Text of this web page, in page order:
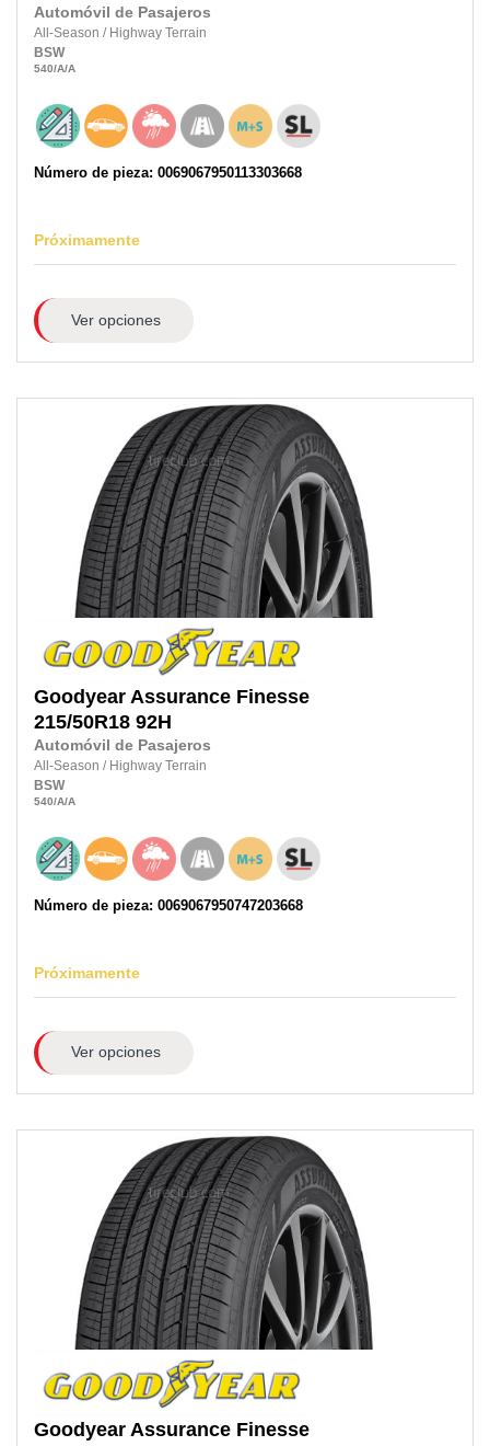
Automóvil de Pasajeros
All-Season / Highway Terrain
BSW
540/A/A
Número de pieza: 0069067950113303668
Próximamente
Ver opciones
Goodyear Assurance Finesse
215/50R18 92H
Automóvil de Pasajeros
All-Season / Highway Terrain
BSW
540/A/A
Número de pieza: 0069067950747203668
Próximamente
Ver opciones
Goodyear Assurance Finesse